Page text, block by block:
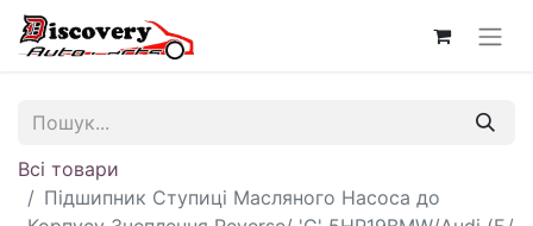
Всі товари
Підшипник Ступиці Масляного Насоса до